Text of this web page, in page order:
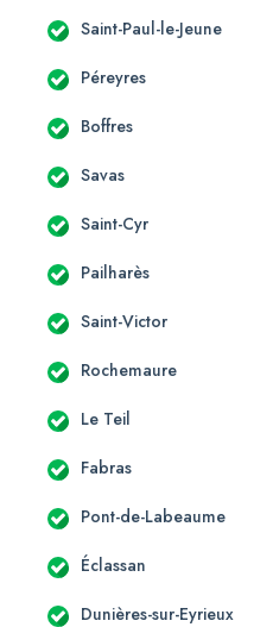
Saint-Paul-le-Jeune
Péreyres
Boffres
Savas
Saint-Cyr
Pailharès
Saint-Victor
Rochemaure
Le Teil
Fabras
Pont-de-Labeaume
Éclassan
Dunières-sur-Eyrieux